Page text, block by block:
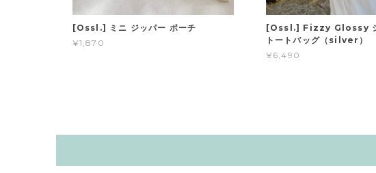
[Ossl.] ミニ ジッパー ポーチ
¥1,870
[Ossl.] Fizzy Glossy
トートバッグ（silver）
¥6,490